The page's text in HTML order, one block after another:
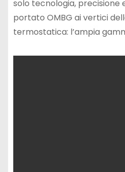
solo tecnologia, precisione
portato OMBG ai vertici
termostatica: l’ampia